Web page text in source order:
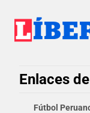
Enlaces
Fútbol